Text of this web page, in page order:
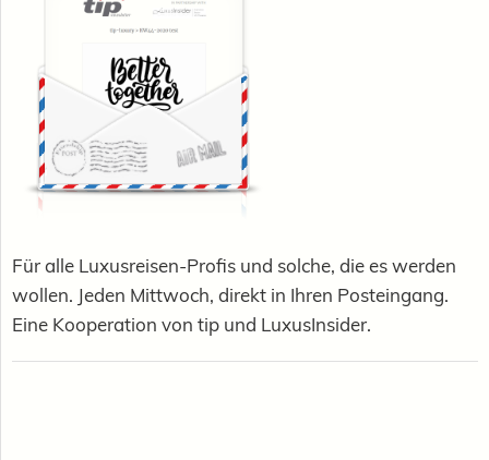
Für alle Luxusreisen-Profis und solche, die es werden
wollen. Jeden Mittwoch, direkt in Ihren Posteingang.
Eine Kooperation von tip und LuxusInsider.